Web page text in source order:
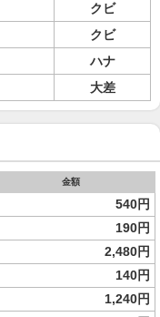
クビ
クビ
ハナ
大差
金額
540円
190円
2,480円
140円
1,240円